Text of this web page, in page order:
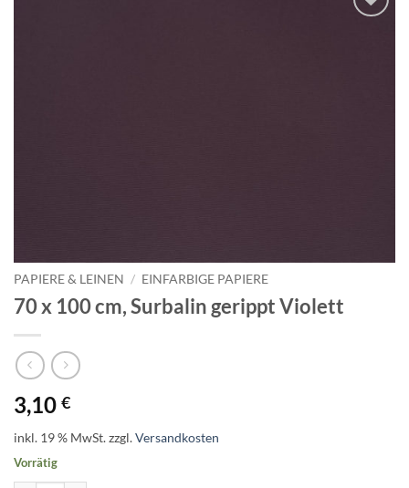
PAPIERE & LEINEN / EINFARBIGE PAPIERE
70 x 100 cm, Surbalin gerippt Violett
3,10 €
inkl. 19 % MwSt.zzgl.Versandkosten
Vorrätig